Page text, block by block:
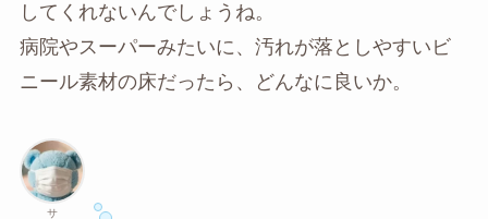
してくれないんでしょうね。
病院やスーパーみたいに、汚れが落としやすいビ
ニール素材の床だったら、どんなに良いか。
サ